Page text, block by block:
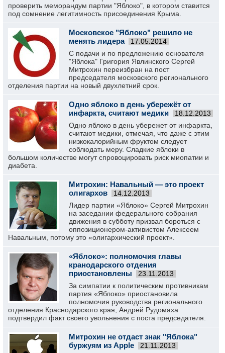
проверить меморандум партии "Яблоко", в котором ставится
под сомнение легитимность присоединения Крыма.
Московское "Яблоко" решило не
менять лидера
17.05.2014
С подачи и по предложению основателя
"Яблока" Григория Явлинского Сергей
Митрохин переизбран на пост
председателя московского регионального
отделения партии на новый двухлетний срок.
Одно яблоко в день убережёт от
инфаркта, считают медики
18.12.2013
Одно яблоко в день убережет от инфаркта,
считают медики, отмечая, что даже с этим
низкокалорийным фруктом следует
соблюдать меру. Сладкие яблоки в
большом количестве могут спровоцировать риск миопатии и
диабета.
Митрохин: Навальный — это проект
олигархов
14.12.2013
Лидер партии «Яблоко» Сергей Митрохин
на заседании федерального собрания
движения в субботу призвал бороться с
оппозиционером-активистом Алексеем
Навальным, потому это «олигархический проект».
«Яблоко»: полномочия главы
кранодарского отдения
приостановлены
23.11.2013
За симпатии к политическим противникам
партия «Яблоко» приостановила
полномочия руководства регионального
отделения Краснодарского края, Андрей Рудомаха
подтвердил факт своего увольнения с поста председателя.
Митрохин не отдаст знак "Яблока"
буржуям из Apple
21.11.2013